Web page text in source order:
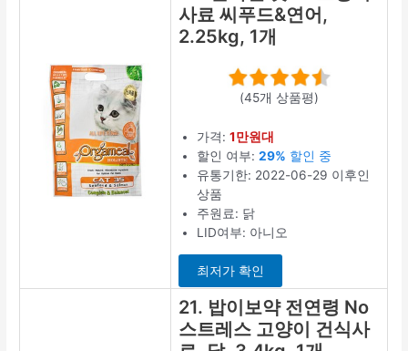
사료 씨푸드&연어,
2.25kg, 1개
(45개 상품평)
가격:1만원대
할인 여부:29% 할인 중
유통기한: 2022-06-29 이후인
상품
주원료: 닭
LID여부: 아니오
최저가 확인
21. 밥이보약 전연령 No
스트레스 고양이 건식사